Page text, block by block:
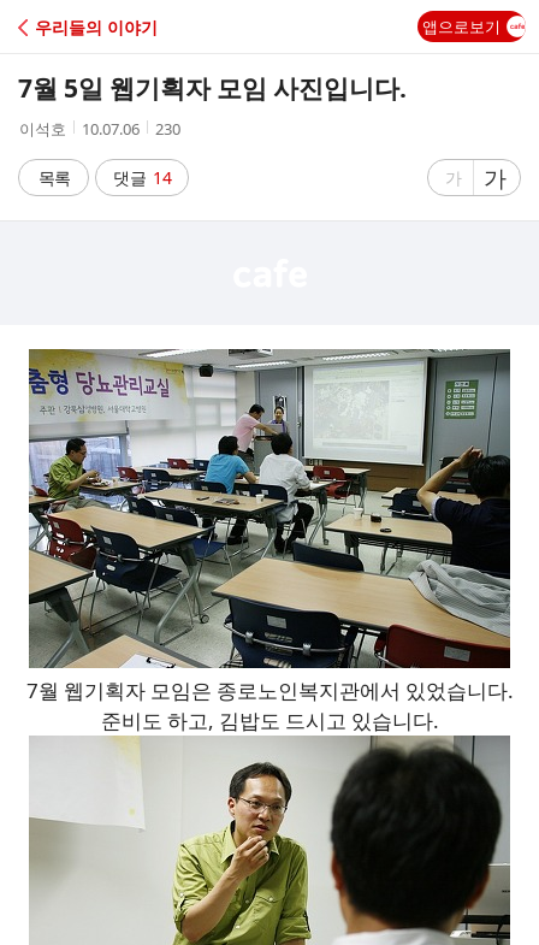
C
A
우리들의 이야기 앱으로보기
7월 5일 웹기획자 모임 사진입니다.
작
자
이석호
작
시
간
10.07.06
조
수
230
목록 댓글 14
글
게
가
글
자
게
가
7월 웹기획자 모임은 종로노인복지관에서 있었습니다.
준비도 하고, 김밥도 드시고 있습니다.